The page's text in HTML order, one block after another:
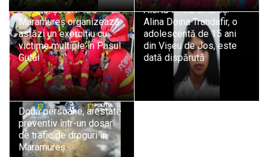
Atenție, șoferi! ISU
Maramureș organizează
astăzi un exercițiu cu
victime multiple în Pasul
Gutâi
Alertă în Maramureș:
Alina Doina Trandafir, o
adolescentă de 15 ani
din Vișeu de Jos, este
dată dispărută
Două persoane, arestate
preventiv într-un dosar
de trafic de droguri în
Maramureș